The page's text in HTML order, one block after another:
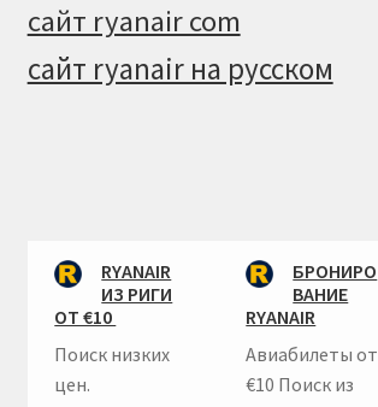
сайт ryanair com
сайт ryanair на русском
RYANAIR
ИЗ РИГИ
ОТ €10
Поиск низких
цен.
БРОНИРО
ВАНИЕ
RYANAIR
Авиабилеты от
€10 Поиск из